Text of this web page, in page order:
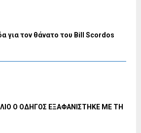
για τον θάνατο του Bill Scordos
Ο ΟΔΗΓΟΣ ΕΞΑΦΑΝΙΣΤΗΚΕ ΜΕ ΤΗ